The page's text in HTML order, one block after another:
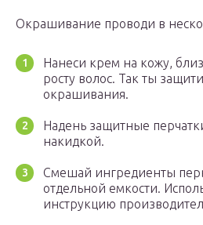
Окрашивание проводи в
Нанеси крем на кожу,
росту волос. Так ты
окрашивания.
Надень защитные
накидкой.
Смешай ингредиенты
отдельной емкости.
инструкцию